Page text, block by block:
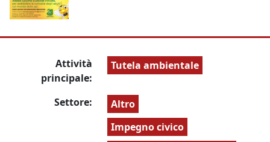
Attività
principale:
Tutela ambientale
Settore:
Altro
Impegno civico